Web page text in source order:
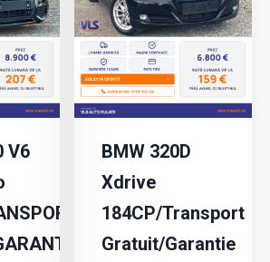
V6
BMW 320D
Xdrive
184CP/Transport
Gratuit/Garantie